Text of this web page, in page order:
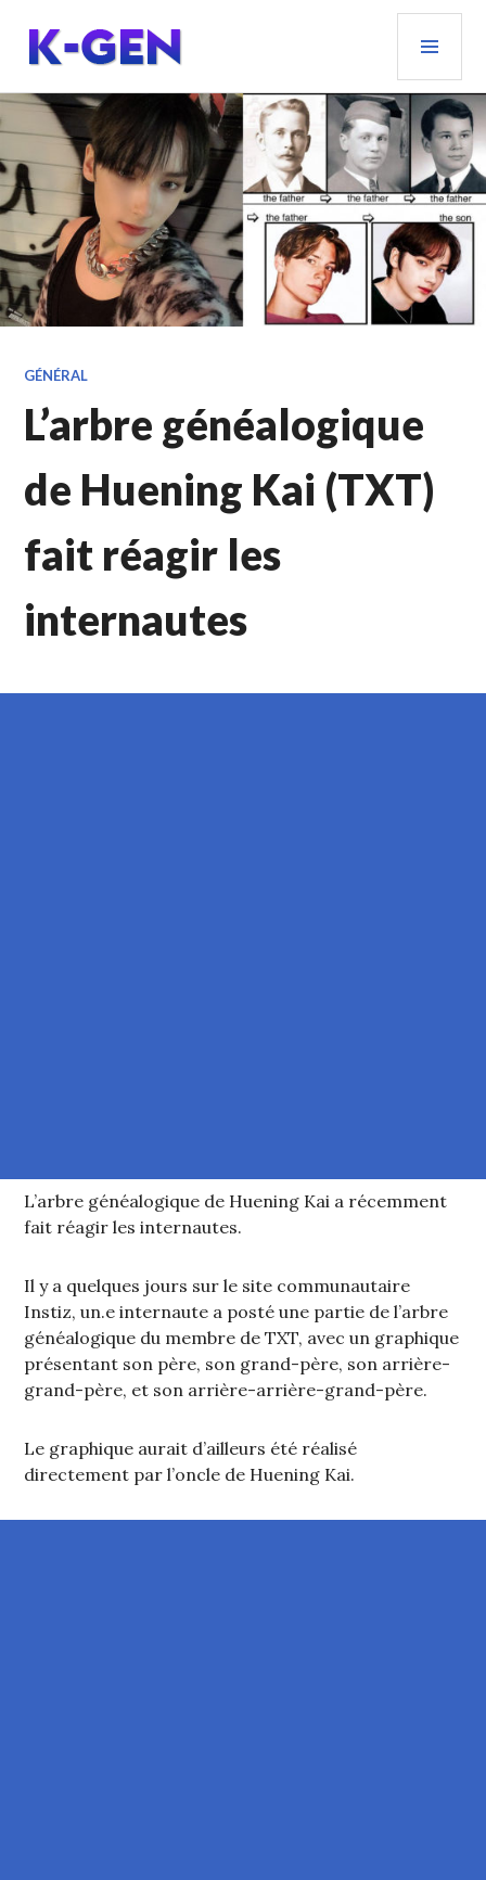
contenu
principal
K-GEN
GÉNÉRAL
L’arbre généalogique
de Huening Kai (TXT)
fait réagir les
internautes
L’arbre généalogique de Huening Kai a récemment
fait réagir les internautes.
Il y a quelques jours sur le site communautaire
Instiz, un.e internaute a posté une partie de l’arbre
généalogique du membre de TXT, avec un graphique
présentant son père, son grand-père, son arrière-
grand-père, et son arrière-arrière-grand-père.
Le graphique aurait d’ailleurs été réalisé
directement par l’oncle de Huening Kai.